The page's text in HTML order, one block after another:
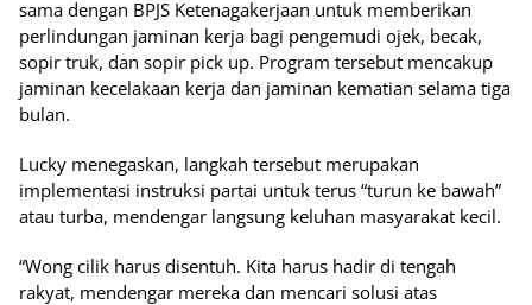
sama dengan BPJS Ketenagakerjaan untuk memberikan
perlindungan jaminan kerja bagi pengemudi ojek, becak,
sopir truk, dan sopir pick up. Program tersebut mencakup
jaminan kecelakaan kerja dan jaminan kematian selama tiga
bulan.
Lucky menegaskan, langkah tersebut merupakan
implementasi instruksi partai untuk terus “turun ke bawah”
atau turba, mendengar langsung keluhan masyarakat kecil.
“Wong cilik harus disentuh. Kita harus hadir di tengah
rakyat, mendengar mereka dan mencari solusi atas